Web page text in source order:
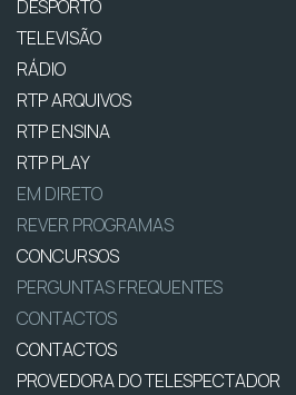
DESPORTO
TELEVISÃO
RÁDIO
RTP ARQUIVOS
RTP ENSINA
RTP PLAY
EM DIRETO
REVER PROGRAMAS
CONCURSOS
PERGUNTAS FREQUENTES
CONTACTOS
CONTACTOS
PROVEDORA DO TELESPECTADOR